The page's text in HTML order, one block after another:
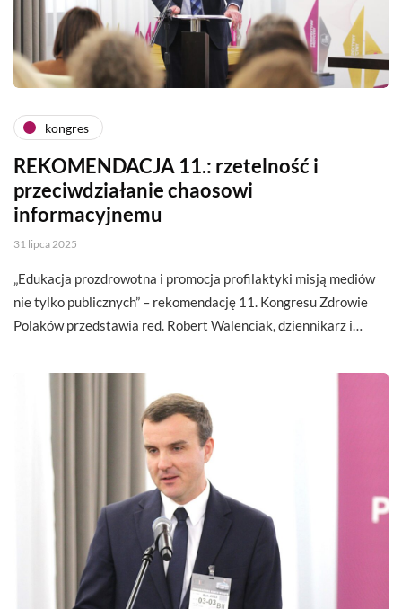
kongres
REKOMENDACJA 11.: rzetelność i
przeciwdziałanie chaosowi
informacyjnemu
31 lipca 2025
„Edukacja prozdrowotna i promocja profilaktyki misją mediów
nie tylko publicznych” – rekomendację 11. Kongresu Zdrowie
Polaków przedstawia red. Robert Walenciak, dziennikarz i…